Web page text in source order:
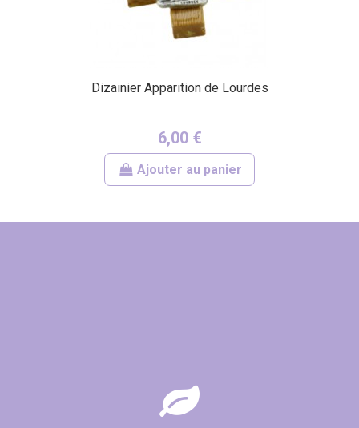
Dizainier Apparition de Lourdes
6,00 €
Ajouter au panier